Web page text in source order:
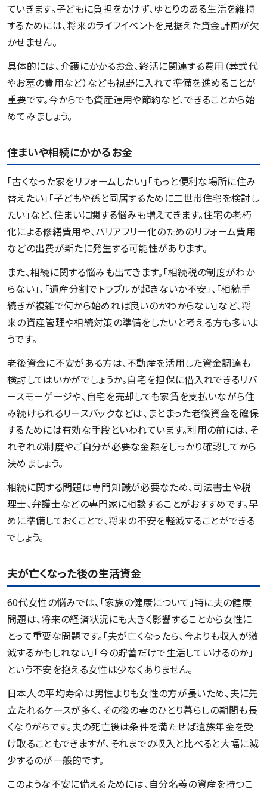
ていきます。子どもに負担をかけず、ゆとりのある生活を維持
するためには、将来のライフイベントを見据えた資金計画が欠
かせません。
具体的には、介護にかかるお金、終活に関連する費用（葬式代
やお墓の費用など）なども視野に入れて準備を進めることが
重要です。今からでも資産運用や節約など、できることから始
めてみましょう。
住まいや相続にかかるお金
「古くなった家をリフォームしたい」「もっと便利な場所に住み
替えたい」「子どもや孫と同居するために二世帯住宅を検討し
たい」など、住まいに関する悩みも増えてきます。住宅の老朽
化による修繕費用や、バリアフリー化のためのリフォーム費用
などの出費が新たに発生する可能性があります。
また、相続に関する悩みも出てきます。「相続税の制度がわか
らない」、「遺産分割でトラブルが起きないか不安」、「相続手
続きが複雑で何から始めれば良いのかわからない」など、将
来の資産管理や相続対策の準備をしたいと考える方も多いよ
うです。
老後資金に不安がある方は、不動産を活用した資金調達も
検討してはいかがでしょうか。自宅を担保に借入れできるリバ
ースモーゲージや、自宅を売却しても家賃を支払いながら住
み続けられるリースバックなどは、まとまった老後資金を確保
するためには有効な手段といわれています。利用の前には、そ
れぞれの制度やご自分が必要な金額をしっかり確認してから
決めましょう。
相続に関する問題は専門知識が必要なため、司法書士や税
理士、弁護士などの専門家に相談することがおすすめです。早
めに準備しておくことで、将来の不安を軽減することができる
でしょう。
夫が亡くなった後の生活資金
60代女性の悩みでは、「家族の健康について」特に夫の健康
問題は、将来の経済状況にも大きく影響することから女性に
とって重要な問題です。「夫が亡くなったら、今よりも収入が激
減するかもしれない」「今の貯蓄だけで生活していけるのか」
という不安を抱える女性は少なくありません。
日本人の平均寿命は男性よりも女性の方が長いため、夫に先
立たれるケースが多く、その後の妻のひとり暮らしの期間も長
くなりがちです。夫の死亡後は条件を満たせば遺族年金を受
け取ることもできますが、それまでの収入と比べると大幅に減
少するのが一般的です。
このような不安に備えるためには、自分名義の資産を持つこ